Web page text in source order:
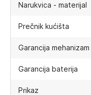
Narukvica - materijal
Prečnik kućišta
Garancija mehanizam
Garancija baterija
Prikaz